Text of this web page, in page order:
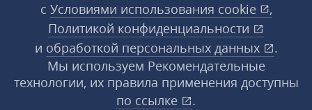
с Условиями использования cookie
,
Политикой конфиденциальности
и обработкой персональных данных
.
Мы используем Рекомендательные
технологии, их правила применения доступны
по ссылке
.